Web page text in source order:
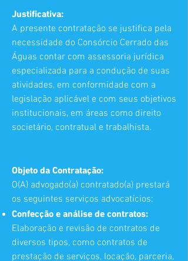
Justificativa:
A presente contratação se justifica pela
necessidade do Consórcio Cerrado das
Águas contar com assessoria jurídica
especializada para a condução de suas
atividades, em conformidade com a
legislação aplicável e com seus objetivos
institucionais, em áreas como direito
societário, contratual e trabalhista.
Objeto da Contratação:
O(A) advogado(a) contratado(a) prestará
os seguintes serviços advocatícios:
Confecção e análise de contratos:
Elaboração e revisão de contratos de
diversos tipos, como contratos de
prestação de serviços, locação, parceria,